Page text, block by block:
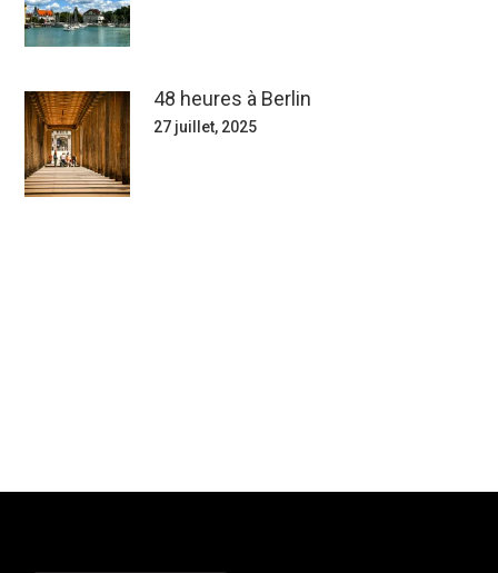
48 heures à Berlin
27 juillet, 2025